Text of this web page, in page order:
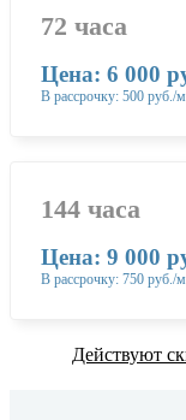
72 часа
Цена: 6 000
В рассрочку: 500 руб./
144 часа
Цена: 9 000
В рассрочку: 750 руб./
Действуют